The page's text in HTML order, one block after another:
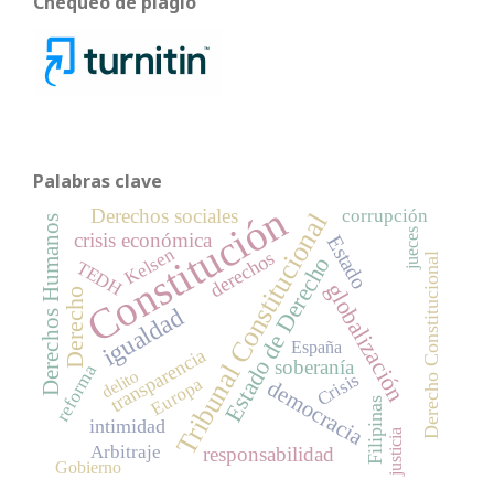
Palabras clave
Constitución
Tribunal Constitucional
igualdad Estado de Derechoglobalización
Derecho
democracia
Derechos Humanos crisis económica
Derechos sociales
Estado
soberanía
responsabilidad
transparencia
intimidad Filipinas
derechos Derecho Constitucional
Crisis
reforma
TEDH
Europa
Arbitraje
corrupción
Kelsen
Gobierno
España
jueces
justicia
delito